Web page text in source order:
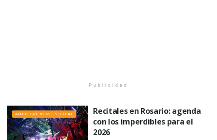
Publicidad
ANFITEATRO MUNICIPAL
Recitales en Rosario: agenda
con los imperdibles para el
2026